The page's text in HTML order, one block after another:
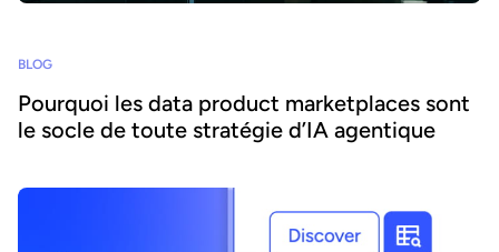
BLOG
Pourquoi les data product marketplaces sont
le socle de toute stratégie d’IA agentique